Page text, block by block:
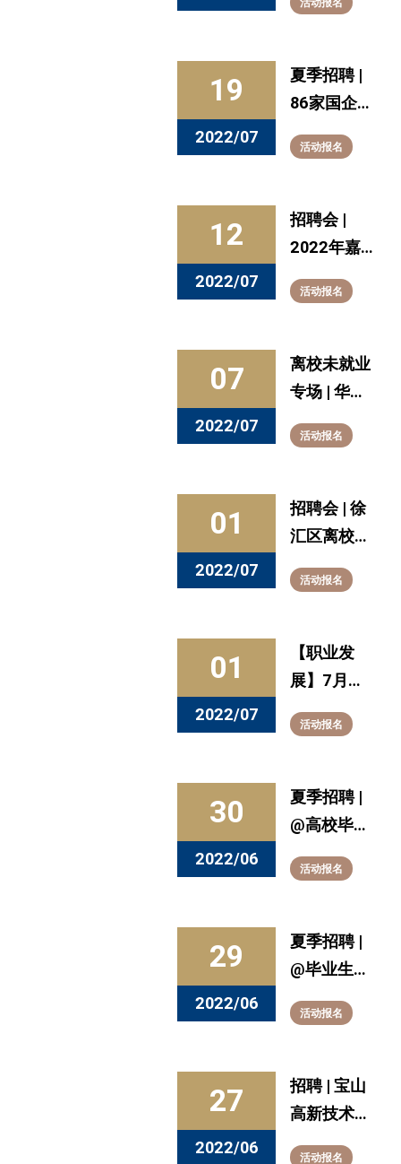
T型人才的
从德语翻译
到五百强企
19
2022/07
夏季招聘 |
86家国企，
2407个用
人需求，上
骥”夏季招
聘活动来
活动报名
12
2022/07
招聘会 |
2022年嘉
定区区属国
有企业夏季
活动报名
07
2022/07
离校未就业
专场 | 华东
理工大学
2022届毕
聘活动
活动报名
01
2022/07
招聘会 | 徐
汇区离校未
就业人才空
中双选会
活动报名
01
2022/07
【职业发
展】7月活
动预告：职
业规划 ，知
活动报名
30
2022/06
夏季招聘 |
@高校毕业
生，夏季招
聘火热进行
企等你投
递！
活动报名
29
2022/06
夏季招聘 |
@毕业生，
华东理工大
学2022年
就业冲刺系
列活动（港
活动报名
27
2022/06
招聘 | 宝山
高新技术产
业园区企业
活动报名